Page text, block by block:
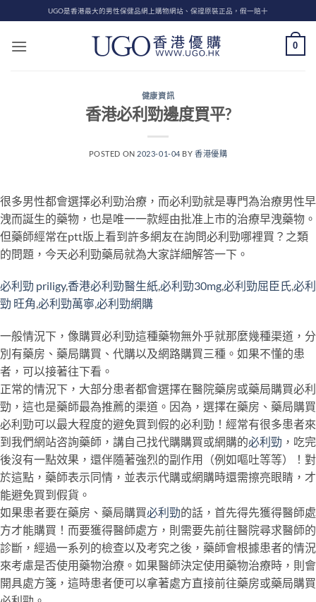
to
content
UGO是香港最大的男性保健品網上購物網站、保證原裝正品，假一賠十
0
健康資訊
香港必利勁邊度買平?
POSTED ON 2023-01-04 BY香港優購
很多男性都會選擇必利勁治療，而必利勁就是專門為治療男性早
洩而誕生的藥物，也是唯一一款經由批准上市的治療早洩藥物。
但藥師經常在ptt版上看到許多網友在詢問必利勁哪裡買？之類
的問題，今天必利勁藥局就為大家詳細解答一下。
必利勁 priligy,香港必利勁醫生紙,必利勁30mg,必利勁屈臣氏,必利
勁 旺角,必利勁萬寧,必利勁網購
一般情況下，像購買必利勁這種藥物無外乎就那麼幾種渠道，分
別有藥房、藥局購買、代購以及網路購買三種。如果不懂的患
者，可以接著往下看。
正常的情況下，大部分患者都會選擇在醫院藥房或藥局購買必利
勁，這也是藥師最為推薦的渠道。因為，選擇在藥房、藥局購買
必利勁可以最大程度的避免買到假的必利勁！經常有很多患者來
到我們網站咨詢藥師，講自己找代購購買或網購的必利勁 ，吃完
後沒有一點效果，還伴隨著強烈的副作用（例如嘔吐等等）！對
於這點，藥師表示同情，並表示代購或網購時還需擦亮眼睛，才
能避免買到假貨。
如果患者要在藥房、藥局購買必利勁的話，首先得先獲得醫師處
方才能購買！而要獲得醫師處方，則需要先前往醫院尋求醫師的
診斷，經過一系列的檢查以及考究之後，藥師會根據患者的情況
來考慮是否使用藥物治療。如果醫師決定使用藥物治療時，則會
開具處方箋，這時患者便可以拿著處方直接前往藥房或藥局購買